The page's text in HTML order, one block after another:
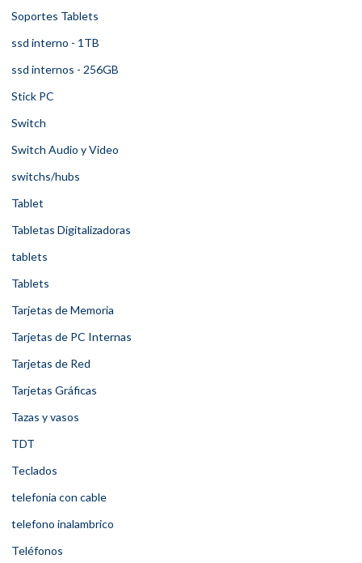
Soportes Tablets
ssd interno - 1TB
ssd internos - 256GB
Stick PC
Switch
Switch Audio y Video
switchs/hubs
Tablet
Tabletas Digitalizadoras
tablets
Tablets
Tarjetas de Memoria
Tarjetas de PC Internas
Tarjetas de Red
Tarjetas Gráficas
Tazas y vasos
TDT
Teclados
telefonia con cable
telefono inalambrico
Teléfonos